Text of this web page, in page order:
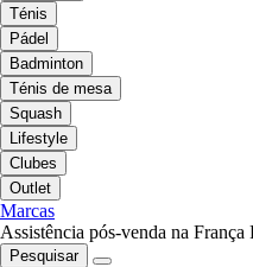
Ténis
Pádel
Badminton
Ténis de mesa
Squash
Lifestyle
Clubes
Outlet
Marcas
Assistência pós-venda na França
Pesquisar